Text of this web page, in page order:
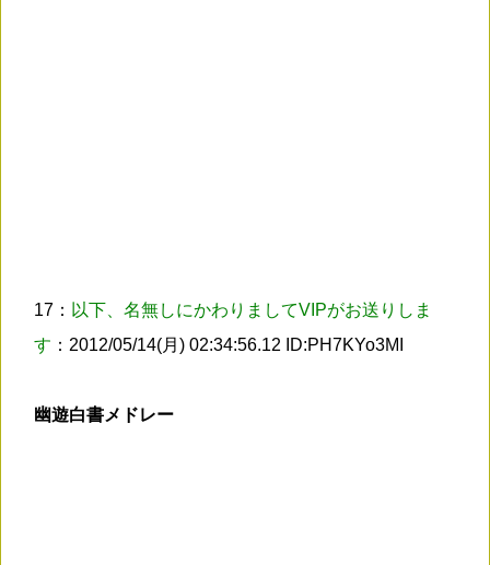
17： 以下、名無しにかわりましてVIPがお送りしま
す ：2012/05/14(月) 02:34:56.12 ID:PH7KYo3MI
幽遊白書メドレー